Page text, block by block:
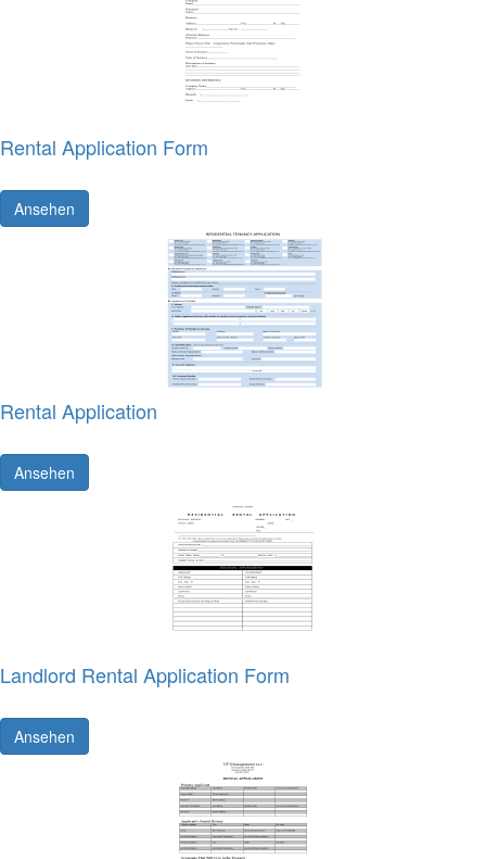
Rental Application Form
Ansehen
Rental Application
Ansehen
Landlord Rental Application Form
Ansehen